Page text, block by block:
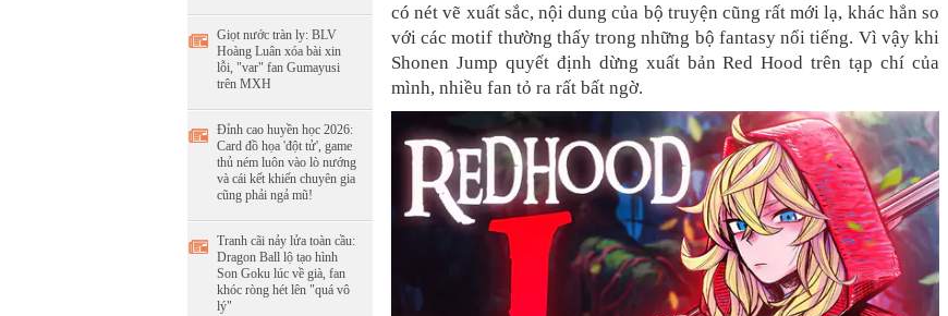
Giọt nước tràn ly: BLV
Hoàng Luân xóa bài xin
lỗi, "var" fan Gumayusi
trên MXH
Đỉnh cao huyền học 2026:
Card đồ họa 'đột tử', game
thủ ném luôn vào lò nướng
và cái kết khiến chuyên gia
cũng phải ngả mũ!
Tranh cãi nảy lửa toàn cầu:
Dragon Ball lộ tạo hình
Son Goku lúc về già, fan
khóc ròng hét lên "quá vô
lý"
có nét vẽ xuất sắc, nội dung của bộ truyện cũng rất mới lạ, khác hẳn so
với các motif thường thấy trong những bộ fantasy nổi tiếng. Vì vậy khi
Shonen Jump quyết định dừng xuất bản Red Hood trên tạp chí của
mình, nhiều fan tỏ ra rất bất ngờ.